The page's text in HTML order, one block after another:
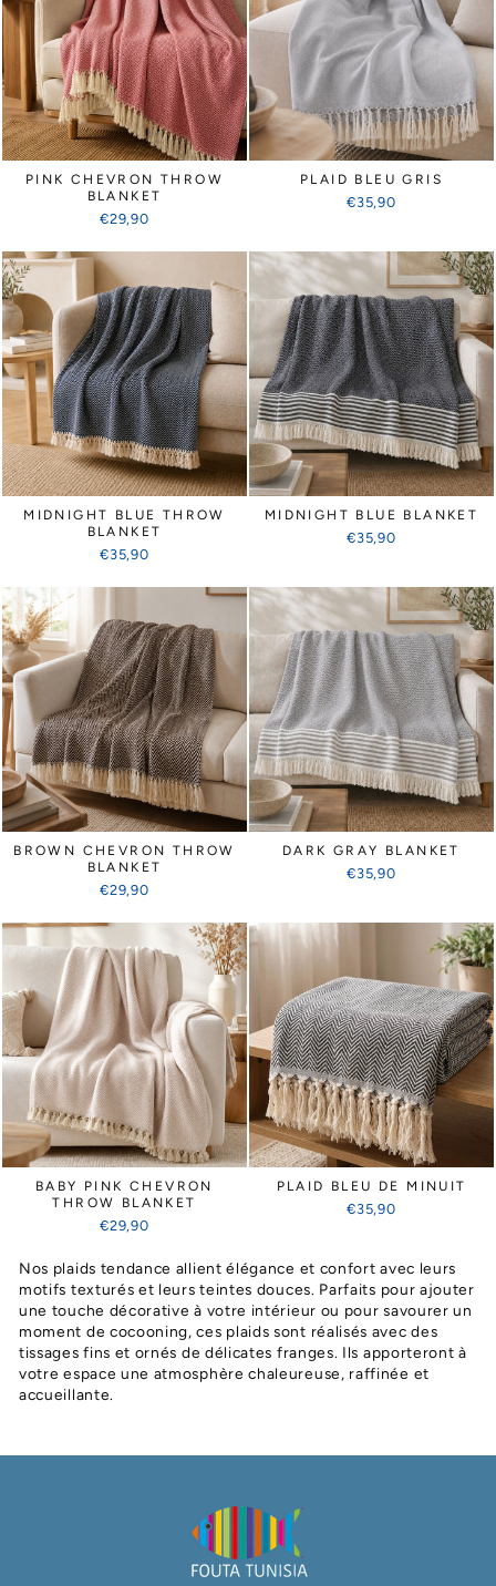
PINK CHEVRON THROW
BLANKET
€29,90
PLAID BLEU GRIS
€35,90
MIDNIGHT BLUE THROW
BLANKET
€35,90
MIDNIGHT BLUE BLANKET
€35,90
BROWN CHEVRON THROW
BLANKET
€29,90
DARK GRAY BLANKET
€35,90
BABY PINK CHEVRON
THROW BLANKET
€29,90
PLAID BLEU DE MINUIT
€35,90
Nos plaids tendance allient élégance et confort avec leurs
motifs texturés et leurs teintes douces. Parfaits pour ajouter
une touche décorative à votre intérieur ou pour savourer un
moment de cocooning, ces plaids sont réalisés avec des
tissages fins et ornés de délicates franges. Ils apporteront à
votre espace une atmosphère chaleureuse, raffinée et
accueillante.